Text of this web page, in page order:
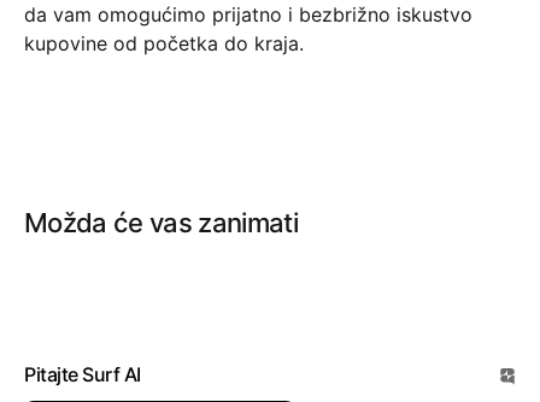
da vam omogućimo prijatno i bezbrižno iskustvo
kupovine od početka do kraja.
Možda će vas zanimati
Pitajte Surf AI